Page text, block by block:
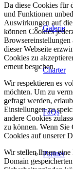
Galerie
Charter
FaQs
Partner
Da diese Cookies für
und Funktionen
Auswirkungen auf
können Cookies
dieser Webseite
Cookies zu
erneut besuchen.
Wir respektieren es
möchten. Um zu
gefragt werden,
Einstellungen zu
andere Cookies
zu können. Wenn Sie
Cookies auf unserer
Wir stellen Ihnen
Domain